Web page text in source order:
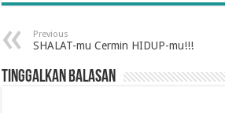
Previous
SHALAT-mu Cermin HIDUP-mu!!!
Tinggalkan Balasan